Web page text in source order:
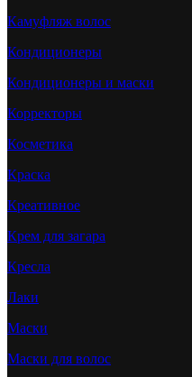
Камуфляж волос
Кондиционеры
Кондиционеры и маски
Корректоры
Косметика
Краска
Креативное
Крем для загара
Кресла
Лаки
Маски
Маски для волос